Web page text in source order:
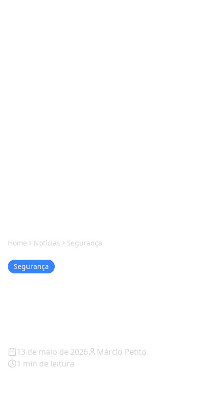
Home Notícias Segurança
Segurança
13 de maio de 2026
Márcio Petito
1 min de leitura